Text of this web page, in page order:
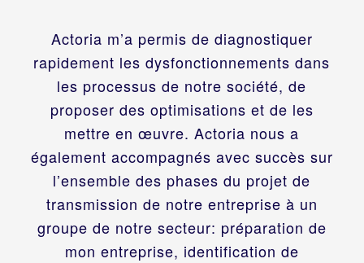
Actoria m’a permis de diagnostiquer
rapidement les dysfonctionnements dans
les processus de notre société, de
proposer des optimisations et de les
mettre en œuvre. Actoria nous a
également accompagnés avec succès sur
l’ensemble des phases du projet de
transmission de notre entreprise à un
groupe de notre secteur: préparation de
mon entreprise, identification de